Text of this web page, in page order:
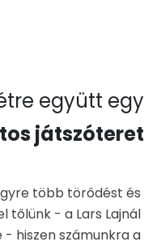
együtt egy
játszóteret
több törődést és
tőlünk - a Lars Lajnál
hiszen számunkra a